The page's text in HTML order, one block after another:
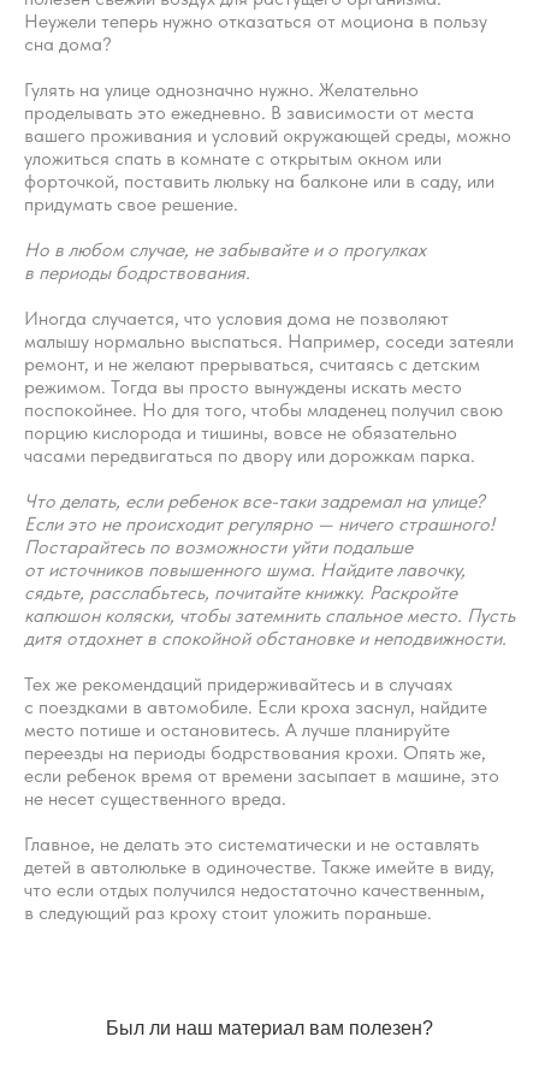
Неужели теперь нужно отказаться от моциона в пользу
сна дома?
Гулять на улице однозначно нужно. Желательно
проделывать это ежедневно. В зависимости от места
вашего проживания и условий окружающей среды, можно
уложиться спать в комнате с открытым окном или
форточкой, поставить люльку на балконе или в саду, или
придумать свое решение.
Но в любом случае, не забывайте и о прогулках
в периоды бодрствования.
Иногда случается, что условия дома не позволяют
малышу нормально выспаться. Например, соседи затеяли
ремонт, и не желают прерываться, считаясь с детским
режимом. Тогда вы просто вынуждены искать место
поспокойнее. Но для того, чтобы младенец получил свою
порцию кислорода и тишины, вовсе не обязательно
часами передвигаться по двору или дорожкам парка.
Что делать, если ребенок все-таки задремал на улице?
Если это не происходит регулярно — ничего страшного!
Постарайтесь по возможности уйти подальше
от источников повышенного шума. Найдите лавочку,
сядьте, расслабьтесь, почитайте книжку. Раскройте
капюшон коляски, чтобы затемнить спальное место. Пусть
дитя отдохнет в спокойной обстановке и неподвижности.
Тех же рекомендаций придерживайтесь и в случаях
с поездками в автомобиле. Если кроха заснул, найдите
место потише и остановитесь. А лучше планируйте
переезды на периоды бодрствования крохи. Опять же,
если ребенок время от времени засыпает в машине, это
не несет существенного вреда.
Главное, не делать это систематически и не оставлять
детей в автолюльке в одиночестве. Также имейте в виду,
что если отдых получился недостаточно качественным,
в следующий раз кроху стоит уложить пораньше.
Был ли наш материал вам полезен?
Пройти курс
когда нужно обратиться к врачу и
как создать для малыша
для сна.
Вход/Регистрация
Дети
Специалисты
Журнал о сне
Практикум
Политика
Вопросы
Отзывы
Контакты
Благодарности